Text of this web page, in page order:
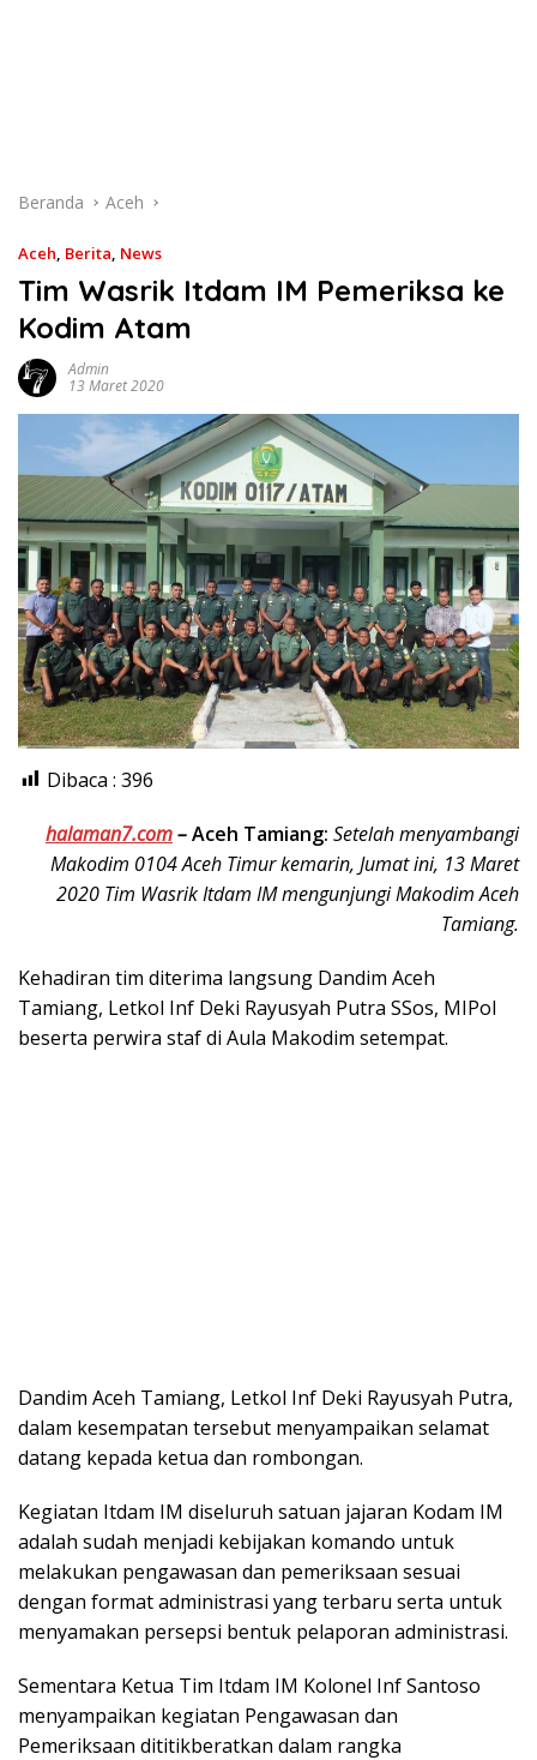
Beranda Aceh
Aceh, Berita, News
Tim Wasrik Itdam IM Pemeriksa ke
Kodim Atam
Admin
13 Maret 2020
Dibaca : 396
halaman7.com–Aceh Tamiang: Setelah menyambangi
Makodim 0104 Aceh Timur kemarin, Jumat ini, 13 Maret
2020 Tim Wasrik Itdam IM mengunjungi Makodim Aceh
Tamiang.
Kehadiran tim diterima langsung Dandim Aceh
Tamiang, Letkol Inf Deki Rayusyah Putra SSos, MIPol
beserta perwira staf di Aula Makodim setempat.
Dandim Aceh Tamiang, Letkol Inf Deki Rayusyah Putra,
dalam kesempatan tersebut menyampaikan selamat
datang kepada ketua dan rombongan.
Kegiatan Itdam IM diseluruh satuan jajaran Kodam IM
adalah sudah menjadi kebijakan komando untuk
melakukan pengawasan dan pemeriksaan sesuai
dengan format administrasi yang terbaru serta untuk
menyamakan persepsi bentuk pelaporan administrasi.
Sementara Ketua Tim Itdam IM Kolonel Inf Santoso
menyampaikan kegiatan Pengawasan dan
Pemeriksaan dititikberatkan dalam rangka